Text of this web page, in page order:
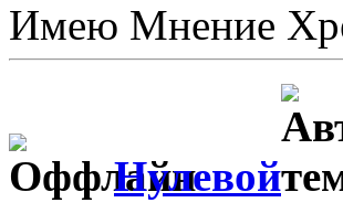
Имею Мнение
Нулевой